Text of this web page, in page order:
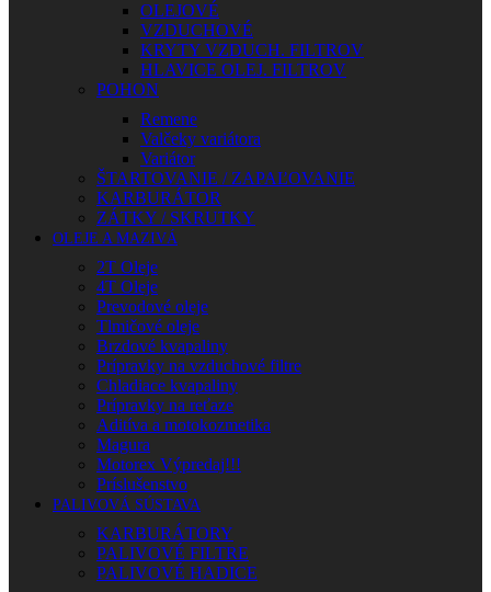
OLEJOVÉ
VZDUCHOVÉ
KRYTY VZDUCH. FILTROV
HLAVICE OLEJ. FILTROV
POHON
Remene
Valčeky variátora
Variátor
ŠTARTOVANIE / ZAPAĽOVANIE
KARBURÁTOR
ZÁTKY / SKRUTKY
OLEJE A MAZIVÁ
2T Oleje
4T Oleje
Prevodové oleje
Tlmičové oleje
Brzdové kvapaliny
Prípravky na vzduchové filtre
Chladiace kvapaliny
Prípravky na reťaze
Aditíva a motokozmetika
Magura
Motorex Výpredaj!!!
Príslušenstvo
PALIVOVÁ SÚSTAVA
KARBURÁTORY
PALIVOVÉ FILTRE
PALIVOVÉ HADICE